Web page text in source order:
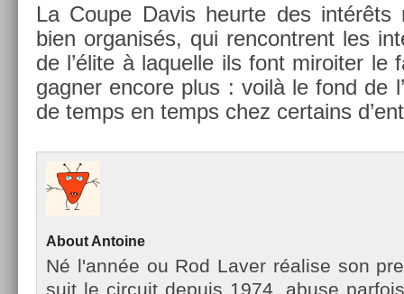
La Coupe Davis heur­te des intérêts
bien or­ganisés, qui re­ncontrent les
de l’élite à laquel­le ils font miroit­er le
gagn­er en­core plus : voilà le fond de
de temps en temps chez cer­tains
About An­toine
Né l'année ou Rod Laver réalise son
suit le cir­cuit de­puis 1974, abuse